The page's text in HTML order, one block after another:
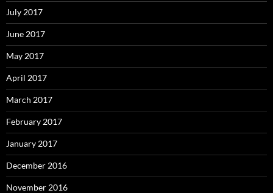
July 2017
June 2017
May 2017
April 2017
March 2017
February 2017
January 2017
December 2016
November 2016